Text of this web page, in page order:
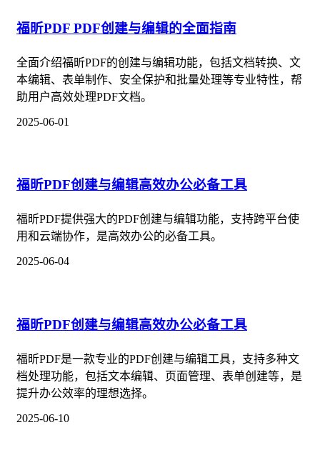
福昕PDF PDF创建与编辑的全面指南
全面介绍福昕PDF的创建与编辑功能，包括文档转换、文
本编辑、表单制作、安全保护和批量处理等专业特性，帮
助用户高效处理PDF文档。
2025-06-01
福昕PDF创建与编辑高效办公必备工具
福昕PDF提供强大的PDF创建与编辑功能，支持跨平台使
用和云端协作，是高效办公的必备工具。
2025-06-04
福昕PDF创建与编辑高效办公必备工具
福昕PDF是一款专业的PDF创建与编辑工具，支持多种文
档处理功能，包括文本编辑、页面管理、表单创建等，是
提升办公效率的理想选择。
2025-06-10